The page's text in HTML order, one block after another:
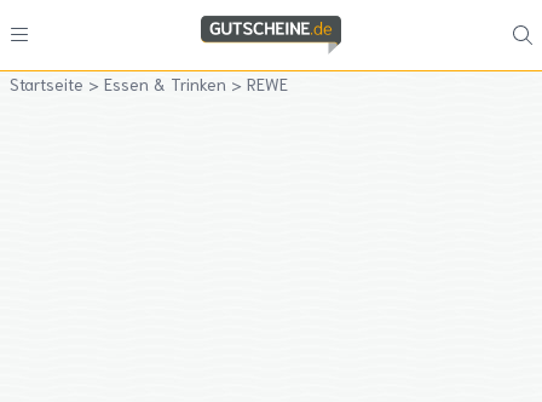
Startseite > Essen & Trinken > REWE